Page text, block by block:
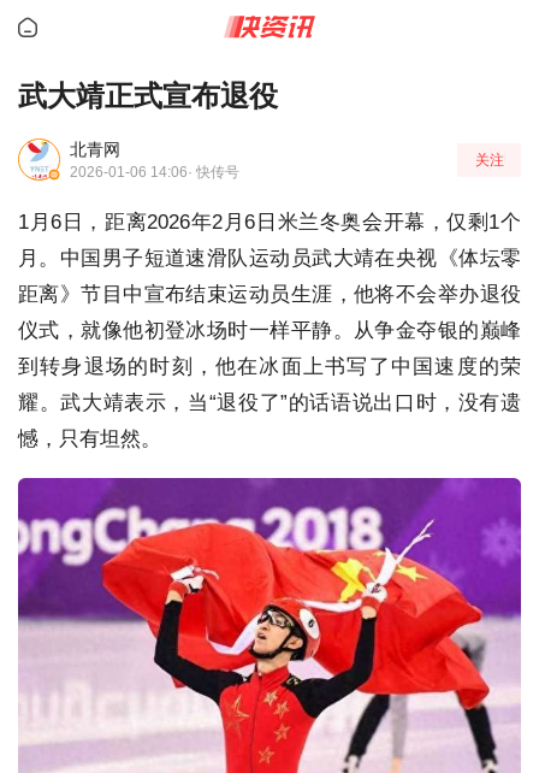
武大靖正式宣布退役
北青网
2026-01-06 14:06· 快传号
关注
1月6日，距离2026年2月6日米兰冬奥会开幕，仅剩1个
月。中国男子短道速滑队运动员武大靖在央视《体坛零
距离》节目中宣布结束运动员生涯，他将不会举办退役
仪式，就像他初登冰场时一样平静。从争金夺银的巅峰
到转身退场的时刻，他在冰面上书写了中国速度的荣
耀。武大靖表示，当“退役了”的话语说出口时，没有遗
憾，只有坦然。